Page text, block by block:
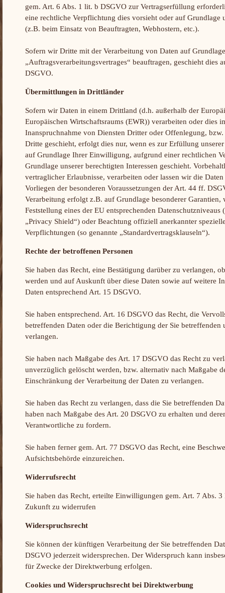
gem. Art. 6 Abs. 1 lit. b DSGVO zur Vertragserfüllung
eine rechtliche Verpflichtung dies vorsieht oder auf Grundlage
(z.B. beim Einsatz von Beauftragten, Webhostern, etc.).
Sofern wir Dritte mit der Verarbeitung von Daten auf
„Auftragsverarbeitungsvertrages“ beauftragen, geschieht dies
DSGVO.
Übermittlungen in Drittländer
Sofern wir Daten in einem Drittland (d.h. außerhalb der
Europäischen Wirtschaftsraums (EWR)) verarbeiten oder dies
Inanspruchnahme von Diensten Dritter oder Offenlegung,
Dritte geschieht, erfolgt dies nur, wenn es zur Erfüllung
auf Grundlage Ihrer Einwilligung, aufgrund einer rechtlichen
Grundlage unserer berechtigten Interessen geschieht.
vertraglicher Erlaubnisse, verarbeiten oder lassen wir die
Vorliegen der besonderen Voraussetzungen der Art. 44 ff.
Verarbeitung erfolgt z.B. auf Grundlage besonderer
Feststellung eines der EU entsprechenden
„Privacy Shield“) oder Beachtung offiziell anerkannter
Verpflichtungen (so genannte „Standardvertragsklauseln“).
Rechte der betroffenen Personen
Sie haben das Recht, eine Bestätigung darüber zu verlangen,
werden und auf Auskunft über diese Daten sowie auf weitere
Daten entsprechend Art. 15 DSGVO.
Sie haben entsprechend. Art. 16 DSGVO das Recht, die
betreffenden Daten oder die Berichtigung der Sie betreffenden
verlangen.
Sie haben nach Maßgabe des Art. 17 DSGVO das Recht zu
unverzüglich gelöscht werden, bzw. alternativ nach Maßgabe
Einschränkung der Verarbeitung der Daten zu verlangen.
Sie haben das Recht zu verlangen, dass die Sie betreffenden
haben nach Maßgabe des Art. 20 DSGVO zu erhalten und
Verantwortliche zu fordern.
Sie haben ferner gem. Art. 77 DSGVO das Recht, eine
Aufsichtsbehörde einzureichen.
Widerrufsrecht
Sie haben das Recht, erteilte Einwilligungen gem. Art. 7 Abs.
Zukunft zu widerrufen
Widerspruchsrecht
Sie können der künftigen Verarbeitung der Sie betreffenden
DSGVO jederzeit widersprechen. Der Widerspruch kann
für Zwecke der Direktwerbung erfolgen.
Cookies und Widerspruchsrecht bei Direktwerbung